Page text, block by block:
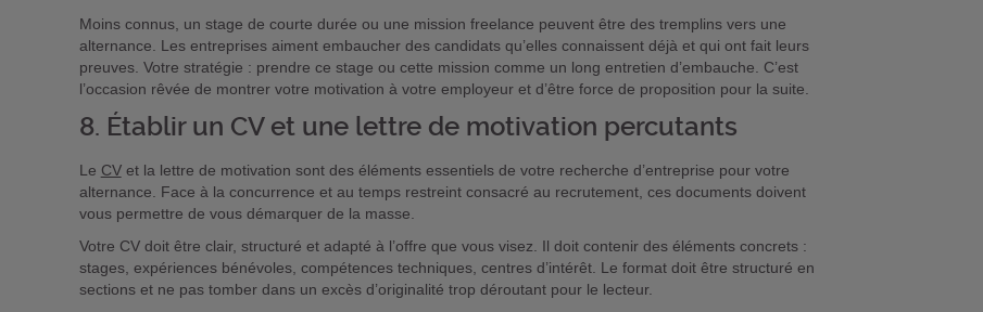
Moins connus, un stage de courte durée ou une mission freelance peuvent être des tremplins vers une
alternance. Les entreprises aiment embaucher des candidats qu’elles connaissent déjà et qui ont fait leurs
preuves. Votre stratégie : prendre ce stage ou cette mission comme un long entretien d’embauche. C’est
l’occasion rêvée de montrer votre motivation à votre employeur et d’être force de proposition pour la suite.
8. Établir un CV et une lettre de motivation percutants
Le CVet la lettre de motivation sont des éléments essentiels de votre recherche d’entreprise pour votre
alternance. Face à la concurrence et au temps restreint consacré au recrutement, ces documents doivent
vous permettre de vous démarquer de la masse.
Votre CV doit être clair, structuré et adapté à l’offre que vous visez. Il doit contenir des éléments concrets :
stages, expériences bénévoles, compétences techniques, centres d’intérêt. Le format doit être structuré en
sections et ne pas tomber dans un excès d’originalité trop déroutant pour le lecteur.